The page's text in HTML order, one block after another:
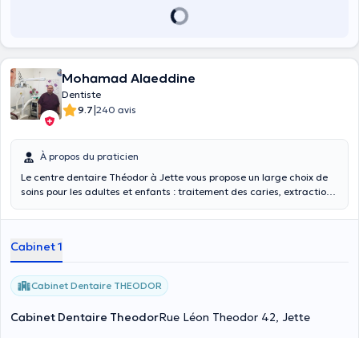
Mohamad Alaeddine
Dentiste
9.7|240 avis
À propos du praticien
Le centre dentaire Théodor à Jette vous propose un large choix de
soins pour les adultes et enfants : traitement des caries, extraction
également des soins esthétiques comme la pose de couronnes ou de
Autre avantage du Centre Dentaire, ils ont dans leurs locaux un
centre de radiologie performant. Une radiographie panoramique
qui permet de rapidement dépister les problèmes dentaires.
PAIEMENT UNIQUEMENT PAR BANCONTACT OU CASH
Cabinet 1
Cabinet Dentaire THEODOR
Cabinet Dentaire TheodorRue Léon Theodor 42, Jette